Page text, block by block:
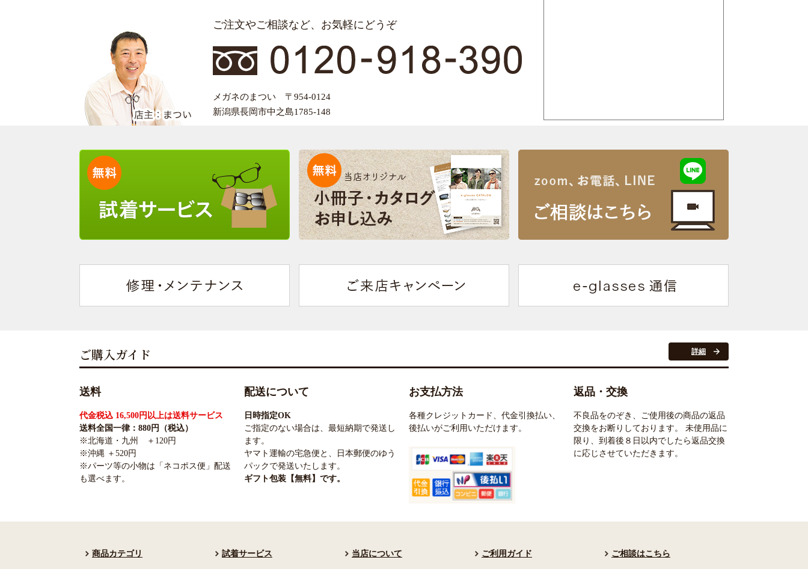
ご注文やご相談など、お気軽にどうぞ
メガネのまつい 〒954-0124
新潟県長岡市中之島1785-148
ご購入ガイド 詳細
送料
代金税込 16,500円以上は送料サービス
送料全国一律：880円（税込）
※北海道・九州 ＋120円
※沖縄 ＋520円
※パーツ等の小物は「ネコポス便」配送
も選べます。
配送について
日時指定OK
ご指定のない場合は、最短納期で発送し
ます。
ヤマト運輸の宅急便と、日本郵便のゆう
パックで発送いたします。
ギフト包装【無料】です。
お支払方法
各種クレジットカード、代金引換払い、
後払いがご利用いただけます。
返品・交換
不良品をのぞき、ご使用後の商品の返品
交換をお断りしております。 未使用品に
限り、到着後８日以内でしたら返品交換
に応じさせていただきます。
商品カテゴリ 試着サービス ご相談はこちら
当店について ご利用ガイド